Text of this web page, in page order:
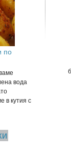
по
вода
в кутия с